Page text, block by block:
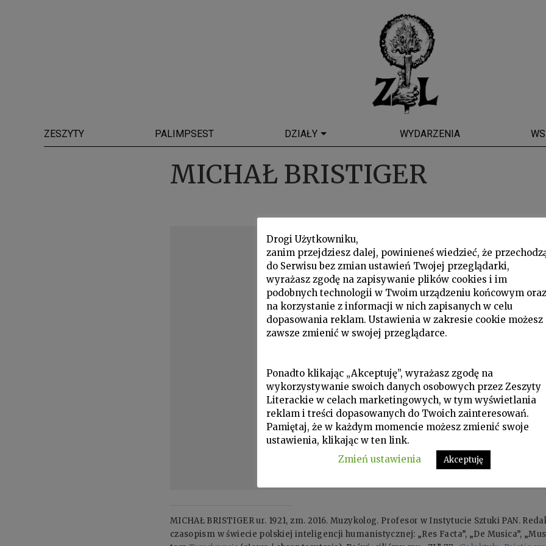
ZESZYTY PALIMPSEST DZIAŁY WYDARZENIA
MICHAŁ BRISTIGER
MICHAŁ BRISTIGER ur. 1921, zm. 2016. Muzykolog. Profesor w Instytucie Sztuki PAN.
czasopism w świecie polskiej inteligencji humanistycznej: „Res Facta”, „De Musica”,
Drogi Użytkowniku,
zanim przejdziesz dalej, powinieneś wiedzieć, że
do Serwisu bez zmian ustawień Twojej przeglądarki,
wyrażasz zgodę na zapisywanie plików cookies i im
podobnych technologii w Twoim urządzeniu końcowym oraz
na korzystanie z informacji w nich zapisanych w celu
dopasowania reklam. Ustawienia w zakresie cookie możesz
zawsze zmienić w swojej przeglądarce.
Ponadto klikając „Akceptuję”, wyrażasz zgodę na
wykorzystywanie swoich danych osobowych przez Zeszyty
Literackie w celach marketingowych, w tym wyświetlania
reklam i treści dopasowanych do Twoich zainteresowań.
Pamiętaj, że w każdym momencie możesz zmienić swoje
ustawienia, klikając w ten link.
Zmień ustawienia
Akceptuję